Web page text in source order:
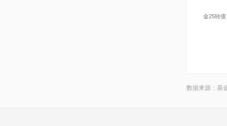
金25转债
数据来源：基